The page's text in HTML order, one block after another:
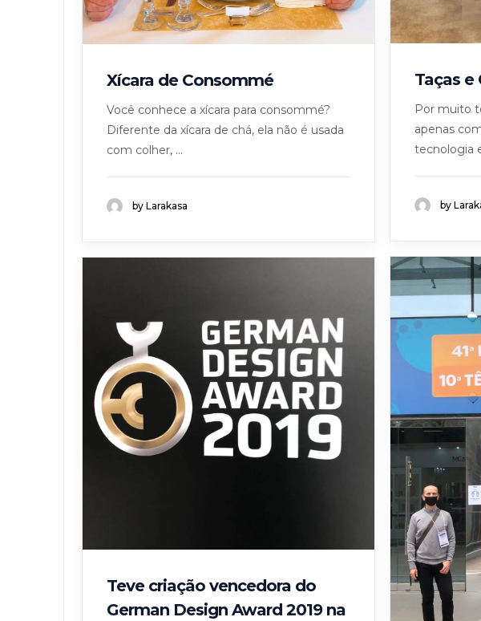
Taças e
Por muito
apenas
tecnologia
by
Xícara de Consommé
Você conhece a xícara para consommé?
Diferente da xícara de chá, ela não é usada
com colher, ...
by Larakasa
Teve criação vencedora do
German Design Award 2019 na